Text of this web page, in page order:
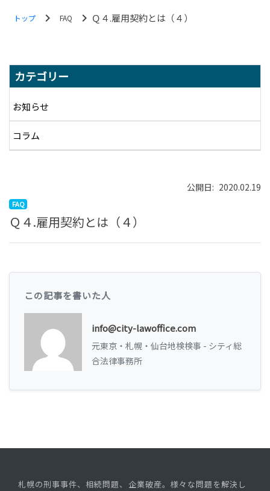
トップ chevron_right FAQ chevron_right Ｑ４.雇用契約とは（４）
カテゴリー
お知らせ
コラム
公開日: 2020.02.19
FAQ
Ｑ４.雇用契約とは（４）
この記事を書いた人
info@city-lawoffice.com
元東京・札幌・仙台地検検事 - シティ総
合法律事務所
札幌の刑事事件、相続問題、企業破産。様々な問題を解決し